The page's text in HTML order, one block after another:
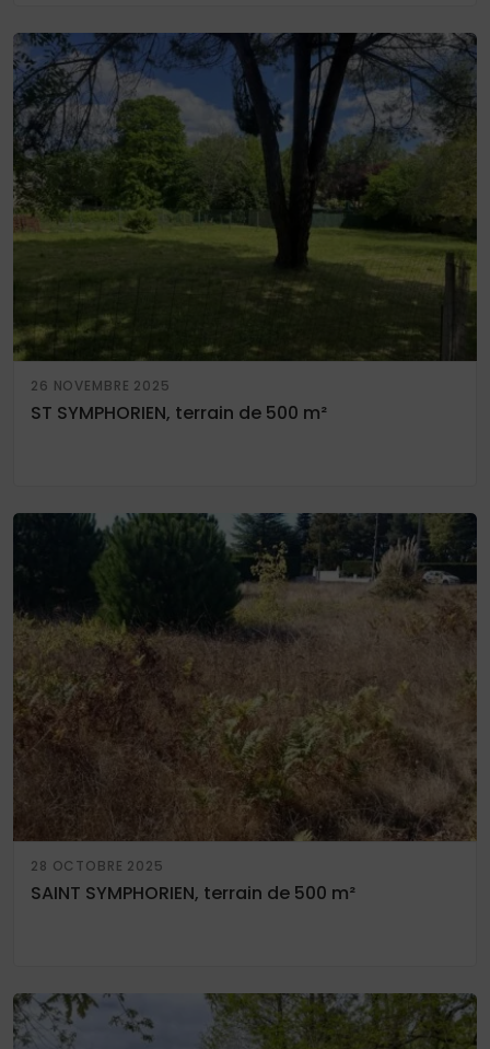
26 NOVEMBRE 2025
ST SYMPHORIEN, terrain de 500 m²
28 OCTOBRE 2025
SAINT SYMPHORIEN, terrain de 500 m²